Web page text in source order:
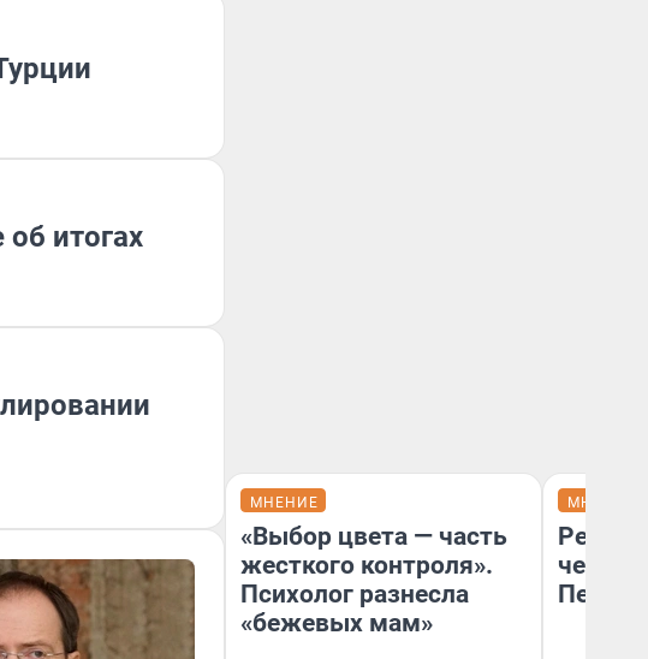
итогах
МНЕНИЕ
«Выбор цвета — часть
жесткого контроля».
Психолог разнесла
«бежевых мам»
МНЕНИЕ
чему